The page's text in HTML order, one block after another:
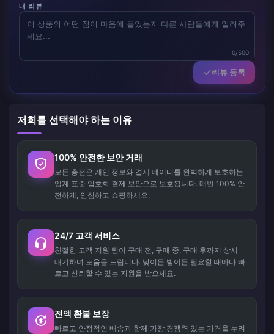
내 리뷰
0/500
리뷰 등록
저희를 선택해야 하는 이유
100% 안전한 보안 거래
모든 충전은 개인 정보와 결제 데이터를 완벽하게 보호하는
업계 표준 암호화 결제 보안으로 보호됩니다. 매번 100% 안
전하게, 안심하고 쇼핑하세요.
24/7 고객 서비스
친절한 고객 지원 팀이 구매 전, 구매 중, 구매 후까지 상시
대기하며 도움을 드립니다. 낮이든 밤이든 필요할 때마다 빠
르고 신뢰할 수 있는 지원을 받으세요.
전액 환불 보장
빠르고 안정적인 배송과 함께 가장 경쟁력 있는 가격을 누려